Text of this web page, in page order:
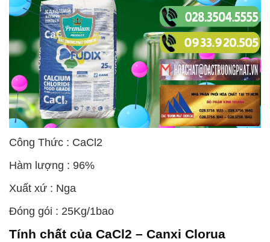
Công Thức : CaCl2
Hàm lượng : 96%
Xuất xứ : Nga
Đóng gói : 25Kg/1bao
Tính chất của CaCl2 – Canxi Clorua